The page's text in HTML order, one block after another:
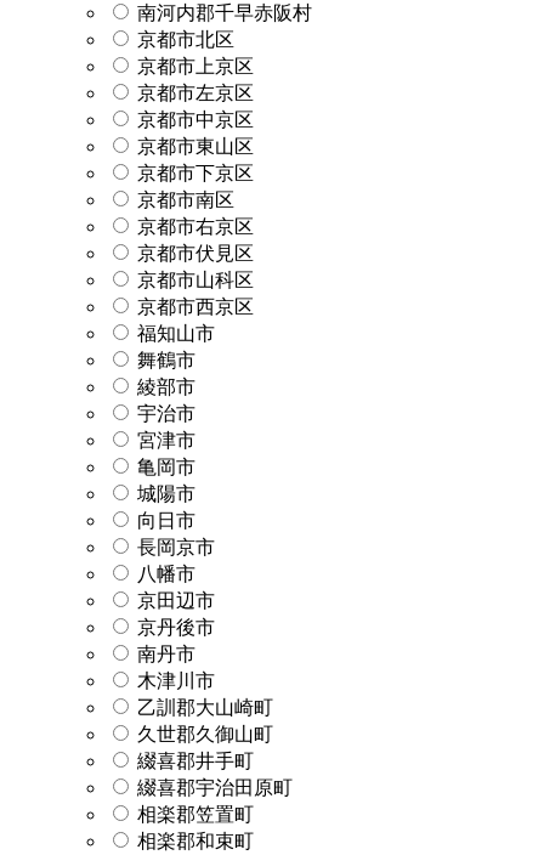
南河内郡千早赤阪村
京都市北区
京都市上京区
京都市左京区
京都市中京区
京都市東山区
京都市下京区
京都市南区
京都市右京区
京都市伏見区
京都市山科区
京都市西京区
福知山市
舞鶴市
綾部市
宇治市
宮津市
亀岡市
城陽市
向日市
長岡京市
八幡市
京田辺市
京丹後市
南丹市
木津川市
乙訓郡大山崎町
久世郡久御山町
綴喜郡井手町
綴喜郡宇治田原町
相楽郡笠置町
相楽郡和束町